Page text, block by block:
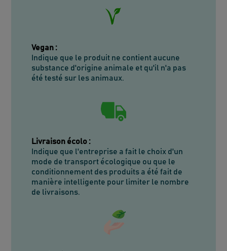
Vegan :
Indique que le produit ne contient aucune
substance d'origine animale et qu'il n'a pas
été testé sur les animaux.
Livraison écolo :
Indique que l'entreprise a fait le choix d'un
mode de transport écologique ou que le
conditionnement des produits a été fait de
manière intelligente pour limiter le nombre
de livraisons.